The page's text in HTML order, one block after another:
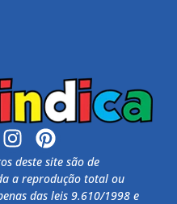
deste site são de
a reprodução total ou
das leis 9.610/1998 e